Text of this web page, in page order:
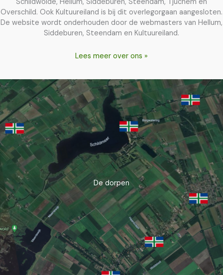
Overschild. Ook Kultuureiland is bij dit overlegorgaan aangesloten.
De website wordt onderhouden door de webmasters van Hellum,
Siddeburen, Steendam en Kultuureiland.
Lees meer over ons »
De dorpen